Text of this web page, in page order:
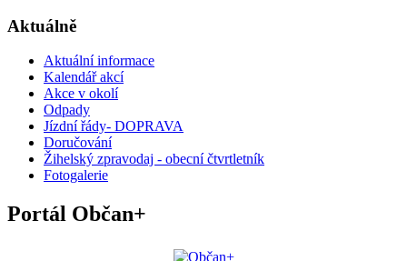
Aktuálně
Aktuální informace
Kalendář akcí
Akce v okolí
Odpady
Jízdní řády- DOPRAVA
Doručování
Žihelský zpravodaj - obecní čtvrtletník
Fotogalerie
Portál Občan+